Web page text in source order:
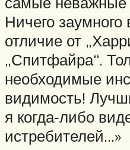
Ничего заумного
отличие от
„Спитфайра“.
необходимые
видимость!
я когда‑либо
истребителей…»